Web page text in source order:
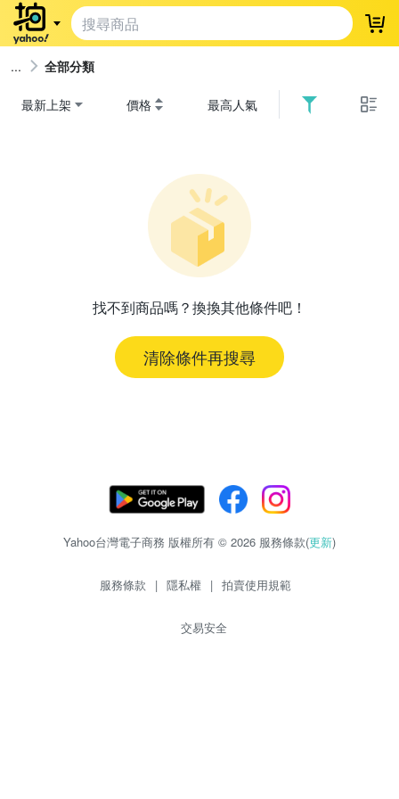
登
全部分類
最新上架 價格 最高人氣
找不到商品嗎？換換其他條件吧！
清除條件再搜尋
Yahoo台灣電子商務 版權所有 © 2026 服務條款(更新)
服務條款 | 隱私權 | 拍賣使用規範
交易安全